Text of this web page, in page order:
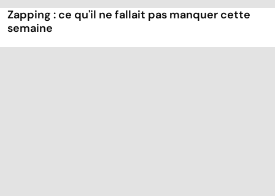
Zapping : ce qu'il ne fallait pas manquer cette
semaine